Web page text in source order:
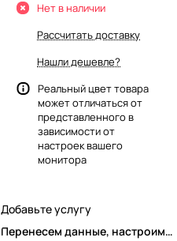
Нет в наличии
Рассчитать доставку
Нашли дешевле?
Реальный цвет товара
может отличаться от
представленного в
зависимости от
настроек вашего
монитора
Добавьте услугу
Перенесем данные, настроим